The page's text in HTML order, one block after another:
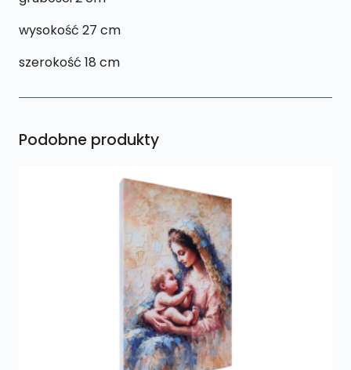
wysokość 27 cm
szerokość 18 cm
Podobne produkty